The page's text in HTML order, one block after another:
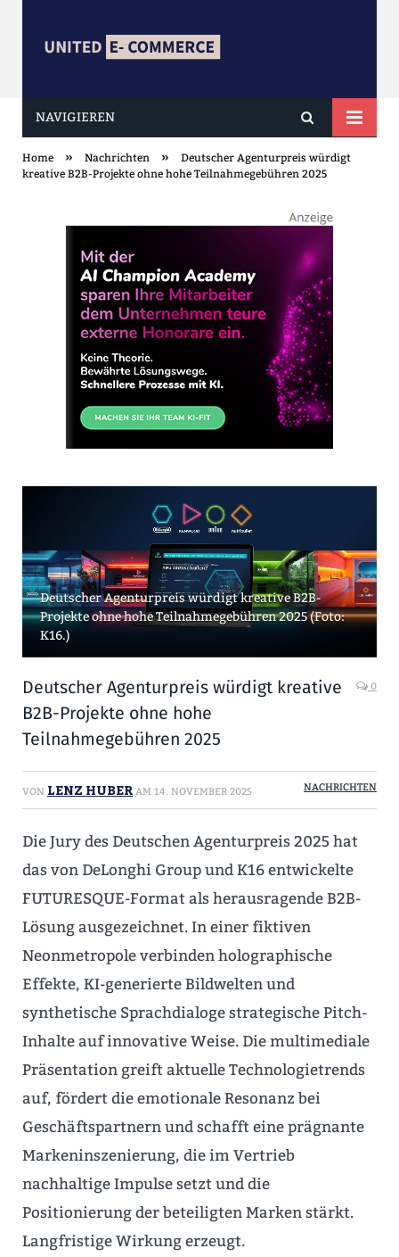
united ECOMMERCE
NAVIGIEREN
Home » Nachrichten »
Deutscher Agenturpreis würdigt
kreative B2B-Projekte ohne hohe Teilnahmegebühren 2025
Deutscher Agenturpreis würdigt kreative B2B-
Projekte ohne hohe Teilnahmegebühren 2025 (Foto:
K16.)
Deutscher Agenturpreis würdigt kreative
B2B-Projekte ohne hohe
Teilnahmegebühren 2025
0
VON LENZ HUBER AM 14. NOVEMBER 2025 NACHRICHTEN
Die Jury des Deutschen Agenturpreis 2025 hat
das von DeLonghi Group und K16 entwickelte
FUTURESQUE-Format als herausragende B2B-
Lösung ausgezeichnet. In einer fiktiven
Neonmetropole verbinden holographische
Effekte, KI-generierte Bildwelten und
synthetische Sprachdialoge strategische Pitch-
Inhalte auf innovative Weise. Die multimediale
Präsentation greift aktuelle Technologietrends
auf, fördert die emotionale Resonanz bei
Geschäftspartnern und schafft eine prägnante
Markeninszenierung, die im Vertrieb
nachhaltige Impulse setzt und die
Positionierung der beteiligten Marken stärkt.
Langfristige Wirkung erzeugt.